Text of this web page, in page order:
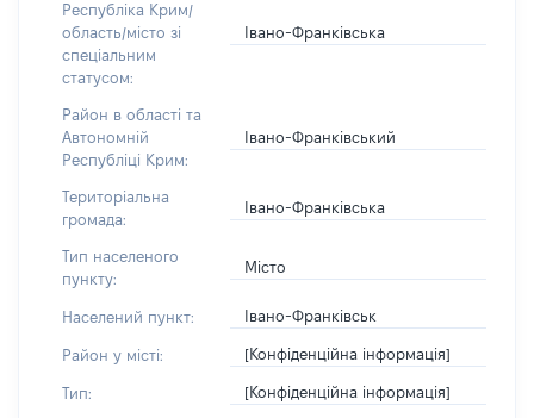
Республіка Крим/
область/місто зі
спеціальним
статусом:
Івано-Франківська
Район в області та
Автономній
Республіці Крим:
Івано-Франківський
Територіальна
громада:
Івано-Франківська
Тип населеного
пункту:
Місто
Населений пункт: Івано-Франківськ
Район у місті: [Конфіденційна інформація]
Тип: [Конфіденційна інформація]